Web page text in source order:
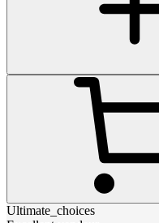
Ultimate_choices